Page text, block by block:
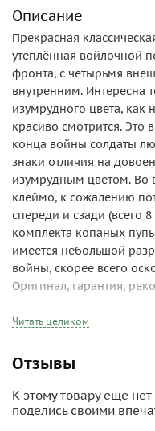
Описание
Прекрасная
утеплённая войлочной
фронта, с четырьмя
внутренним. Интересна
изумрудного цвета,
красиво смотрится. Это
конца войны солдаты
знаки отличия на
изумрудным цветом. Во
клеймо, к сожалению
спереди и сзади (всего
комплекта копаных
имеется небольшой
войны, скорее всего
Оригинал, гарантия,
Читать целиком
Отзывы
К этому товару еще
поделись своими